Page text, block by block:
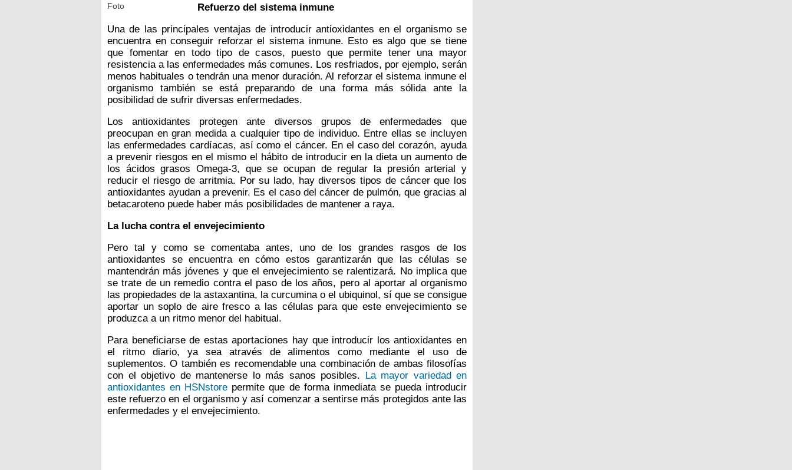
Foto
Refuerzo del sistema inmune
Una de las principales ventajas de introducir antioxidantes en el organismo se
encuentra en conseguir reforzar el sistema inmune. Esto es algo que se tiene
que fomentar en todo tipo de casos, puesto que permite tener una mayor
resistencia a las enfermedades más comunes. Los resfriados, por ejemplo, serán
menos habituales o tendrán una menor duración. Al reforzar el sistema inmune el
organismo también se está preparando de una forma más sólida ante la
posibilidad de sufrir diversas enfermedades.
Los antioxidantes protegen ante diversos grupos de enfermedades que
preocupan en gran medida a cualquier tipo de individuo. Entre ellas se incluyen
las enfermedades cardíacas, así como el cáncer. En el caso del corazón, ayuda
a prevenir riesgos en el mismo el hábito de introducir en la dieta un aumento de
los ácidos grasos Omega-3, que se ocupan de regular la presión arterial y
reducir el riesgo de arritmia. Por su lado, hay diversos tipos de cáncer que los
antioxidantes ayudan a prevenir. Es el caso del cáncer de pulmón, que gracias al
betacaroteno puede haber más posibilidades de mantener a raya.
La lucha contra el envejecimiento
Pero tal y como se comentaba antes, uno de los grandes rasgos de los
antioxidantes se encuentra en cómo estos garantizarán que las células se
mantendrán más jóvenes y que el envejecimiento se ralentizará. No implica que
se trate de un remedio contra el paso de los años, pero al aportar al organismo
las propiedades de la astaxantina, la curcumina o el ubiquinol, sí que se consigue
aportar un soplo de aire fresco a las células para que este envejecimiento se
produzca a un ritmo menor del habitual.
Para beneficiarse de estas aportaciones hay que introducir los antioxidantes en
el ritmo diario, ya sea através de alimentos como mediante el uso de
suplementos. O también es recomendable una combinación de ambas filosofías
con el objetivo de mantenerse lo más sanos posibles. La mayor variedad en
antioxidantes en HSNstore permite que de forma inmediata se pueda introducir
este refuerzo en el organismo y así comenzar a sentirse más protegidos ante las
enfermedades y el envejecimiento.